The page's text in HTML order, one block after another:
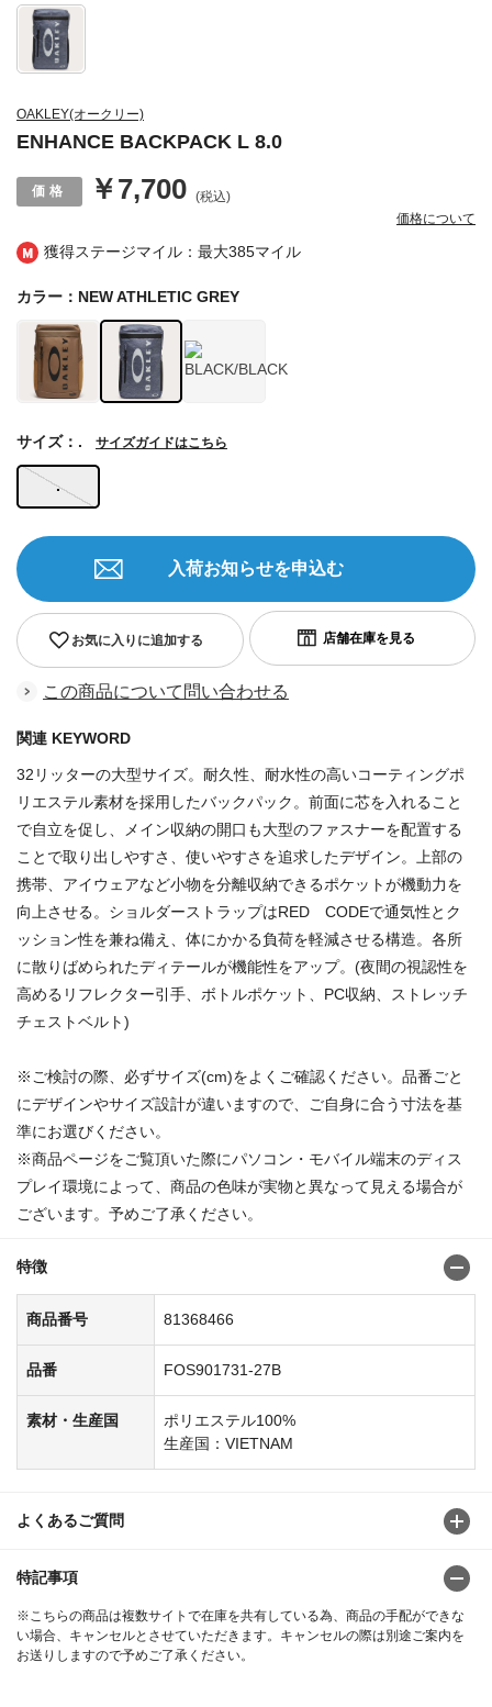
獲得ステージマイル：最大385マイル
OAKLEY(オークリー)
ENHANCE BACKPACK L 8.0
￥7,700 (税込)
価格について
カラー：NEW ATHLETIC GREY
.
サイズ：. サイズガイドはこちら
お気に入りに追加する
入荷お知らせを申込む
この商品について問い合わせる
関連 KEYWORD
32リッターの大型サイズ。耐久性、耐水性の高いコーティングポ
リエステル素材を採用したバックパック。前面に芯を入れること
で自立を促し、メイン収納の開口も大型のファスナーを配置する
ことで取り出しやすさ、使いやすさを追求したデザイン。上部の
携帯、アイウェアなど小物を分離収納できるポケットが機動力を
向上させる。ショルダーストラップはRED CODEで通気性とク
ッション性を兼ね備え、体にかかる負荷を軽減させる構造。各所
に散りばめられたディテールが機能性をアップ。(夜間の視認性を
高めるリフレクター引手、ボトルポケット、PC収納、ストレッチ
チェストベルト)
※ご検討の際、必ずサイズ(cm)をよくご確認ください。品番ごと
にデザインやサイズ設計が違いますので、ご自身に合う寸法を基
準にお選びください。
※商品ページをご覧頂いた際にパソコン・モバイル端末のディス
プレイ環境によって、商品の色味が実物と異なって見える場合が
ございます。予めご了承ください。
特徴
商品番号 81368466
品番 FOS901731-27B
素材・生産国
ポリエステル100%
生産国：VIETNAM
よくあるご質問
特記事項
※こちらの商品は複数サイトで在庫を共有している為、商品の手配ができな
い場合、キャンセルとさせていただきます。キャンセルの際は別途ご案内を
お送りしますので予めご了承ください。